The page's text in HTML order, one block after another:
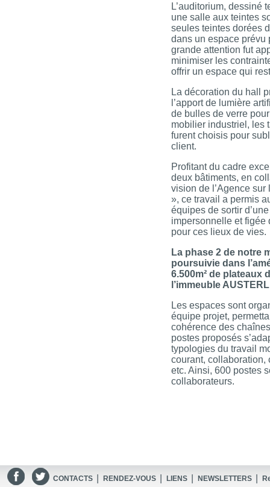
L’auditorium, dessiné
une salle aux teintes
seules teintes dorées
dans un espace prévu
grande attention fut
minimiser les
offrir un espace qui
La décoration du hall
l’apport de lumière
de bulles de verre
mobilier industriel, les
furent choisis pour
client.
Profitant du cadre
deux bâtiments, en
vision de l’Agence
», ce travail a permis
équipes de sortir
impersonnelle et figée
pour ces lieux de vies.
La phase 2 de notre
poursuivie dans
6.500m² de plateaux
l’immeuble
Les espaces sont
équipe projet,
cohérence des
postes proposés
typologies du travail
courant, collaboration,
etc. Ainsi, 600 postes
collaborateurs.
CONTACTS RENDEZ-VOUS LIENS NEWSLETTERS